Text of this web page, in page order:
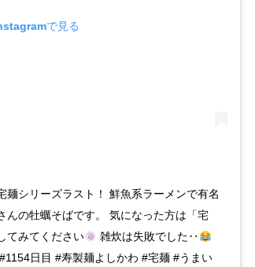
で見る
麺シリーズラスト！ 鮮魚系ラーメンで有名
んの牡蠣そばです。 気になった方は「宅
てみてください
雑炊は失敗でした‥
日目 #寿製麺よしかわ #宅麺 #うまい